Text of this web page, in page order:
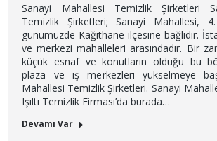
Sanayi Mahallesi Temizlik Şirketleri
Temizlik Şirketleri; Sanayi Mahallesi,
günümüzde Kağıthane ilçesine bağlıdır.
ve merkezi mahalleleri arasındadır. Bir
küçük esnaf ve konutların olduğu bu
plaza ve iş merkezleri yükselmeye
Mahallesi Temizlik Şirketleri. Sanayi
Işıltı Temizlik Firması’da burada…
Devamı Var